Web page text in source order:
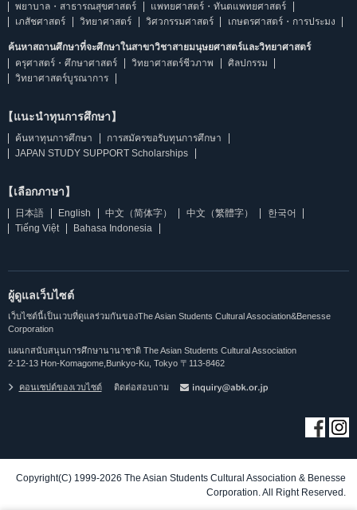
พยาบาล・สาธารณสุขศาสตร์
แพทยศาสตร์・ทันตแพทยศาสตร์
เภสัชศาสตร์
วิทยาศาสตร์ วิศวกรรมศาสตร์ เกษตรศาสตร์・การประมง
ค้นหาสถานศึกษาที่จะศึกษาในสาขาวิชาสายมนุษยศาสตร์และวิทยาศาสตร์
ครุศาสตร์・ศึกษาศาสตร์
วิทยาศาสตร์ชีวภาพ
ศิลปกรรม
วิทยาศาสตร์บูรณาการ
【แนะนำทุนการศึกษา】
ค้นหาทุนการศึกษา
การสมัครขอรับทุนการศึกษา
JAPAN STUDY SUPPORT Scholarships
【เลือกภาษา】
日本語 English 中文（简体字） 中文（繁體字）
한국어
Tiếng Việt
Bahasa Indonesia
ผู้ดูแลเว็บไซต์
เว็บไซต์นี้เป็นเวบที่ดูแลร่วมกันของThe Asian Students Cultural Association&Benesse
Corporation
แผนกสนับสนุนการศึกษานานาชาติ The Asian Students Cultural Association
2-12-13 Hon-Komagome,Bunkyo-Ku, Tokyo 〒113-8462
คอนเซปต์ของเวบไซต์ ติดต่อสอบถาม
Copyright(C) 1999-2026 The Asian Students Cultural Association & Benesse
Corporation. All Right Reserved.